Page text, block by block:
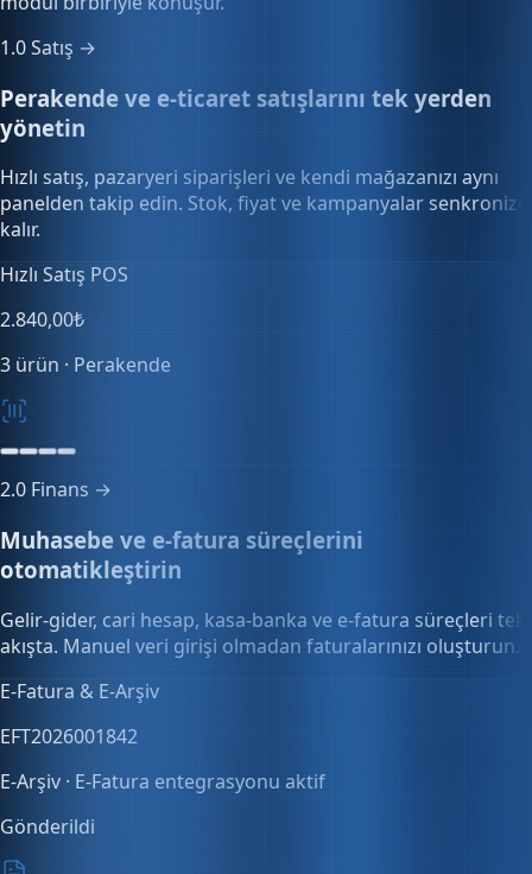
1.0Satış →
Perakende ve e-ticaret satışlarını tek yerden
yönetin
Hızlı satış, pazaryeri siparişleri ve kendi mağazanızı aynı
panelden takip edin. Stok, fiyat ve kampanyalar senkronize
kalır.
Stok senkronizasyonu
0 SKU
Senkron
2.0Finans →
Muhasebe ve e-fatura süreçlerini
otomatikleştirin
Gelir-gider, cari hesap, kasa-banka ve e-fatura süreçleri tek
akışta. Manuel veri girişi olmadan faturalarınızı oluşturun.
0,00₺